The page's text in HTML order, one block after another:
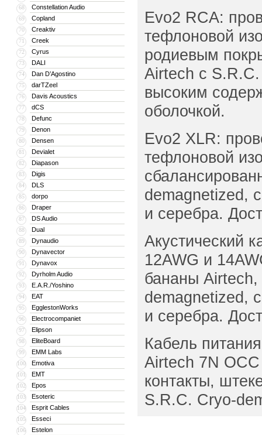
68 Constellation Audio
69 Copland
70 Creaktiv
71 Creek
72 Cyrus
73 DALI
74 Dan D’Agostino
75 darTZeel
76 Davis Acoustics
77 dCS
78 Defunc
79 Denon
80 Densen
81 Devialet
82 Diapason
83 Digis
84 DLS
85 dorpo
86 Draper
87 DS Audio
88 Dual
89 Dynaudio
90 Dynavector
91 Dynavox
92 Dyrholm Audio
93 E.A.R./Yoshino
94 EAT
95 EgglestonWorks
96 Electrocompaniet
97 Elipson
98 EliteBoard
99 EMM Labs
100 Emotiva
101 EMT
102 Epos
103 Esoteric
104 Esprit Cables
105 Esseci
106 Estelon
Evo2 RCA:
тефлоновой
родиевым
Airtech с
высоким
оболочкой.
Evo2 XLR:
тефлоновой
demagnetized,
и серебра.
Акустический
12AWG и
бананы Airtech,
demagnetized,
и серебра.
Кабель
Airtech 7N
контакты,
S.R.C. Cryo-